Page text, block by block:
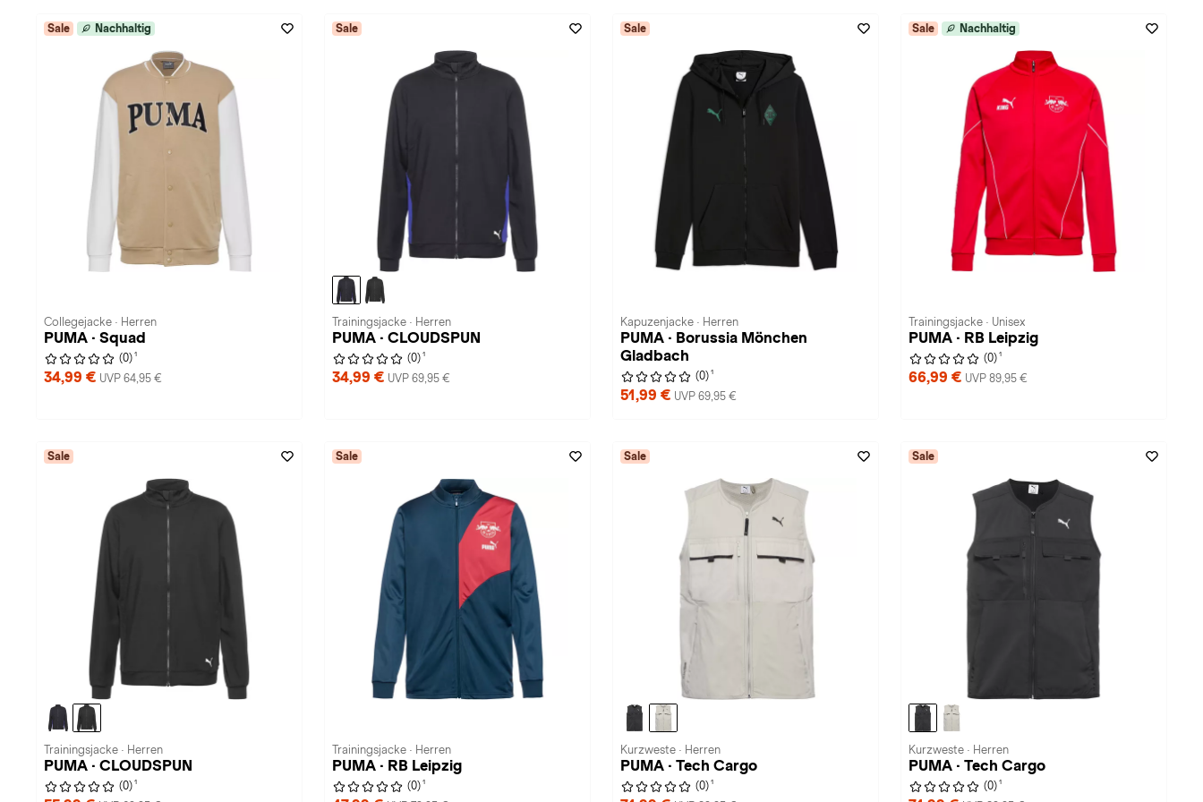
Sale Nachhaltig
Collegejacke · Herren
PUMA · Squad
(0) 1
34,99 € UVP 64,95 €
Sale
Trainingsjacke · Herren
PUMA · CLOUDSPUN
(0) 1
34,99 € UVP 69,95 €
Sale
Kapuzenjacke · Herren
PUMA · Borussia Mönchen
Gladbach
(0) 1
51,99 € UVP 69,95 €
Sale Nachhaltig
Trainingsjacke · Unisex
PUMA · RB Leipzig
(0) 1
66,99 € UVP 89,95 €
Sale
Trainingsjacke · Herren
PUMA · CLOUDSPUN
(0) 1
Sale
Trainingsjacke · Herren
PUMA · RB Leipzig
(0) 1
Sale
Kurzweste · Herren
PUMA · Tech Cargo
(0) 1
Sale
Kurzweste · Herren
PUMA · Tech Cargo
(0) 1